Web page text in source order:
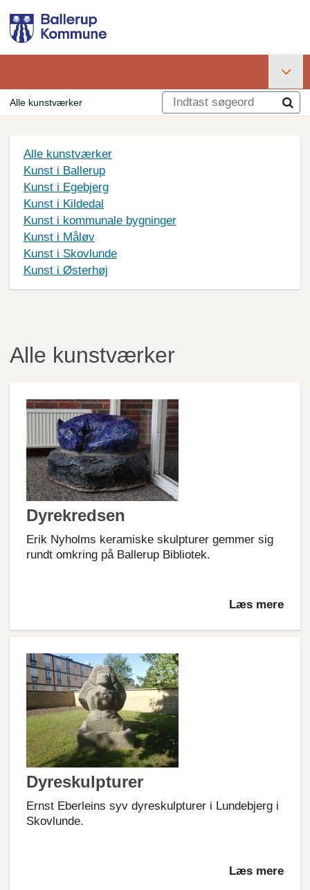
hovedindhold
Primær
navigation
Alle kunstværker
Alle kunstværker
Kunst i Ballerup
Kunst i Egebjerg
Kunst i Kildedal
Kunst i kommunale bygninger
Kunst i Måløv
Kunst i Skovlunde
Kunst i Østerhøj
Alle kunstværker
Dyrekredsen
Erik Nyholms keramiske skulpturer gemmer sig
rundt omkring på Ballerup Bibliotek.
Læs mere
Dyreskulpturer
Ernst Eberleins syv dyreskulpturer i Lundebjerg i
Skovlunde.
Læs mere